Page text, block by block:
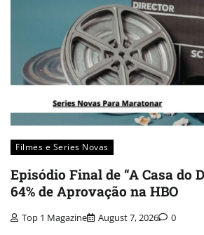
Filmes e Series Novas​
Episódio Final de “A Casa do
64% de Aprovação na HBO
Top 1 Magazine August 7, 2026 0